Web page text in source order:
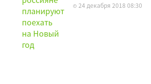
24 декабря 2018 08:30